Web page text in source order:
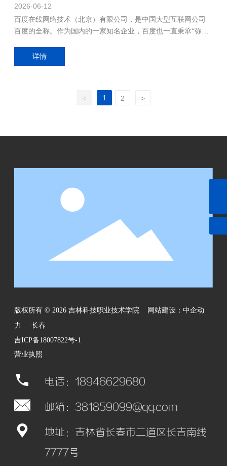
2026-06-12
百度在线网络技术（北京）有限公司，是中国大型互联网公司
百度的全称。作为国内的一家知名企业，百度也一直秉承“弥合
会责任。成立来，百度利用自身优势积极投身公益事业，先后
投入巨大资源，为盲人、少儿、老年人群体打造专门的搜索产
题。此外，在加速推动中国信息化进程、净化网络环境、搜索
引擎教育及提升大学生就业率等方面，百度也一直走在行业领
践行公益事业。
详情
< 1 2 >
版权所有 © 2026 吉林科技职业技术学院 网站建设：中企动
力
长春
吉ICP备18007822号-1
营业执照
电话：18946629680
邮箱：381859099@qq.com
地址：吉林省长春市二道区长吉南线
7777号